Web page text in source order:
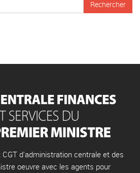
d'administration centrale et des
oeuvre avec les agents pour